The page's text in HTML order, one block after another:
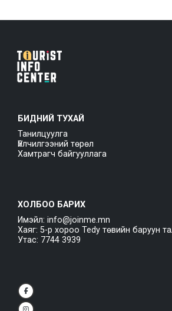
БИДНИЙ ТУХАЙ
Танилцуулга
Үйлчилгээний төрөл
Хамтрагч байгууллага
ХОЛБОО БАРИХ
Имэйл: info@joinme.mn
Хаяг: 5-р хороо Tedy төвийн баруун
Утас: 7744 3939